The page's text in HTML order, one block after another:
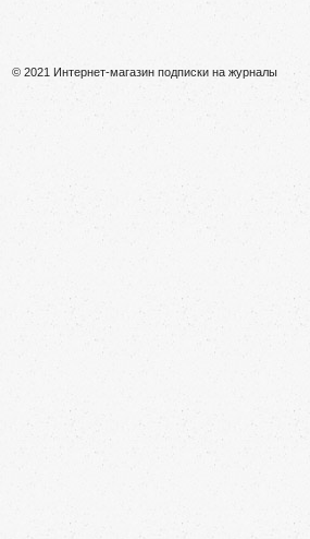
© 2021 Интернет-магазин подписки на журналы